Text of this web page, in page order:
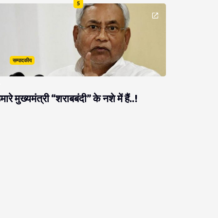
5
सम्पादकीय
मुख्यमंत्री “शराबबंदी” के नशे में हैं..!